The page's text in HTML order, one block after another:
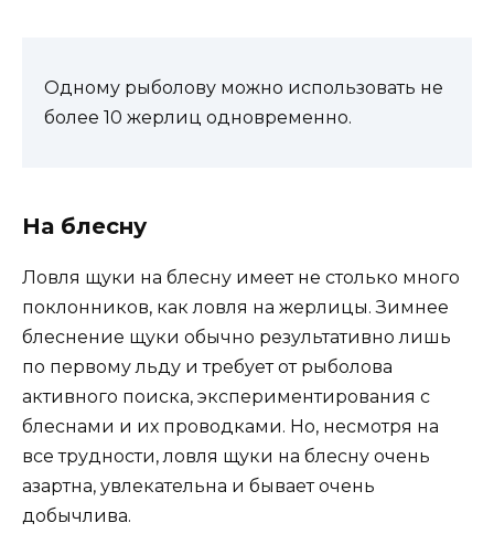
Одному рыболову можно использовать не
более 10 жерлиц одновременно.
На блесну
Ловля щуки на блесну имеет не столько много
поклонников, как ловля на жерлицы. Зимнее
блеснение щуки обычно результативно лишь
по первому льду и требует от рыболова
активного поиска, экспериментирования с
блеснами и их проводками. Но, несмотря на
все трудности, ловля щуки на блесну очень
азартна, увлекательна и бывает очень
добычлива.